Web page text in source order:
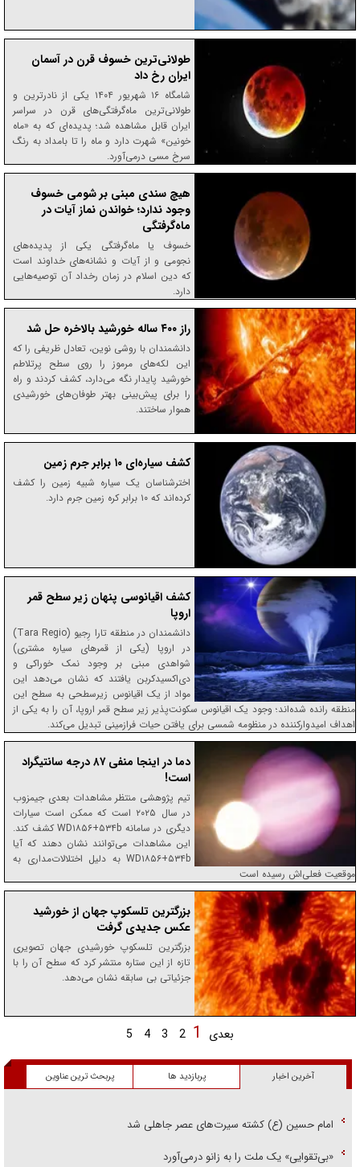
طولانی‌ترین خسوف قرن در آسمان
ایران رخ داد
شامگاه ۱۶ شهریور ۱۴۰۴ یکی از نادرترین و
طولانی‌ترین ماه‌گرفتگی‌های قرن در سراسر
ایران قابل مشاهده شد؛ پدیده‌ای که به «ماه
خونین» شهرت دارد و ماه را تا بامداد به رنگ
سرخ مسی درمی‌آورد.
هیچ سندی مبنی بر شومی خسوف
وجود ندارد؛ خواندن نماز آیات در
ماه‌گرفتگی
خسوف یا ماه‌گرفتگی یکی از پدیده‌های
نجومی و از آیات و نشانه‌های خداوند است
که دین اسلام در زمان رخداد آن توصیه‌هایی
دارد.
راز ۴۰۰ ساله خورشید بالاخره حل شد
دانشمندان با روشی نوین، تعادل ظریفی را که
این لکه‌های مرموز را روی سطح پرتلاطم
خورشید پایدار نگه می‌دارد، کشف کردند و راه
را برای پیش‌بینی بهتر طوفان‌های خورشیدی
هموار ساختند.
کشف سیاره‌ای ۱۰ برابر جرم زمین
اخترشناسان یک سیاره شبیه زمین را کشف
کرده‌اند که ۱۰ برابر کره زمین جرم دارد.
کشف اقیانوسی پنهان زیر سطح قمر
اروپا
دانشمندان در منطقه تارا رِجیو (Tara Regio)
در اروپا (یکی از قمر‌های سیاره مشتری)
شواهدی مبنی بر وجود نمک خوراکی و
دی‌اکسیدکربن یافتند که نشان می‌دهد این
مواد از یک اقیانوس زیرسطحی به سطح این
منطقه رانده شده‌اند؛ وجود یک اقیانوس سکونت‌پذیر زیر سطح قمر اروپا، آن را به یکی از
اهداف امیدوارکننده در منظومه شمسی برای یافتن حیات فرازمینی تبدیل می‌کند.
دما در اینجا منفی ۸۷ درجه سانتیگراد
است!
تیم پژوهشی منتظر مشاهدات بعدی جیمزوب
در سال ۲۰۲۵ است که ممکن است سیارات
دیگری در سامانه WD۱۸۵۶+۵۳۴b کشف کند.
این مشاهدات می‌توانند نشان دهند که آیا
WD۱۸۵۶+۵۳۴b به دلیل اختلالات‌مداری به
موقعیت فعلی‌اش رسیده است
بزرگترین تلسکوپ جهان از خورشید
عکس جدیدی گرفت
بزرگترین تلسکوپ خورشیدی جهان تصویری
تازه از این ستاره منتشر کرد که سطح آن را با
جزئیاتی بی سابقه نشان می‌دهد.
بعدی 1
2
3
4
5
آخرین اخبار پربازدید ها پربحث ترین عناوین
امام حسین (ع) کشته سیرت‌های عصر جاهلی شد
«بی‌تقوایی» یک ملت را به زانو درمى‌آورد